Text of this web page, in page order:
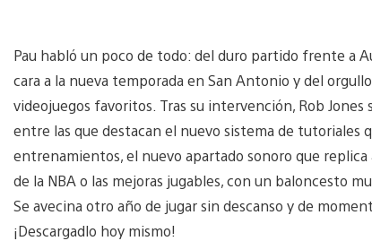
Pau habló un poco de todo: del duro partido frente a
cara a la nueva temporada en San Antonio y del
videojuegos favoritos. Tras su intervención, Rob
entre las que destacan el nuevo sistema de tutoriales
entrenamientos, el nuevo apartado sonoro que
de la NBA o las mejoras jugables, con un baloncesto
Se avecina otro año de jugar sin descanso y de
¡Descargadlo hoy mismo!